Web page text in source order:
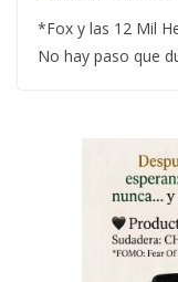
*Fox y las 12 Mil
No hay paso que